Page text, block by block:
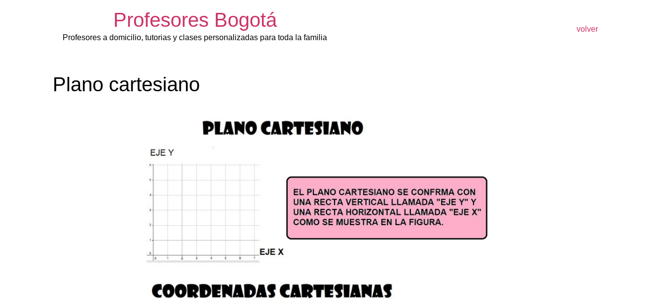
Profesores Bogotá
Profesores a domicilio, tutorias y clases personalizadas para toda la familia
volver
Plano cartesiano